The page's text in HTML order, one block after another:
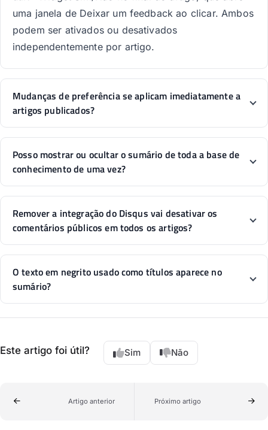
uma janela de Deixar um feedback ao clicar. Ambos
podem ser ativados ou desativados
independentemente por artigo.
Mudanças de preferência se aplicam imediatamente a
artigos publicados?
Posso mostrar ou ocultar o sumário de toda a base de
conhecimento de uma vez?
Remover a integração do Disqus vai desativar os
comentários públicos em todos os artigos?
O texto em negrito usado como títulos aparece no
sumário?
Este artigo foi útil? Sim Não
Artigo anterior Próximo artigo